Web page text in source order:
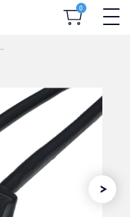
0